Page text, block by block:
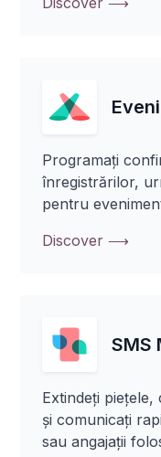
Programați
înregistrărilor,
pentru
Discover ⟶
SMS
Extindeți
și comunicați
sau angajații